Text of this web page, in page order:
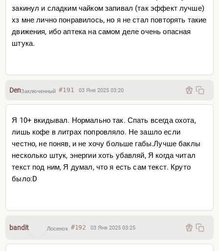
закинул и сладким чайком запивал (так эффект лучше)
хз мне лично понравилось, но я не стал повторять такие
движения, ибо аптека на самом деле очень опасная
штука.
DenЗаключенный #191 03 Янв 2025 03:20
Я 10+ вкидывал. Нормально так. Спать всегда охота,
лишь кофе в литрах попровляло. Не зашло если
честно, не поняв, и не хочу больше габы.Лучше баклы
несколько штук, энергии хоть убавляй, Я когда читал
текст под ним, Я думал, что я есть сам текст. Круто
было:D
bandit Лосенок #192 03 Янв 2025 03:25